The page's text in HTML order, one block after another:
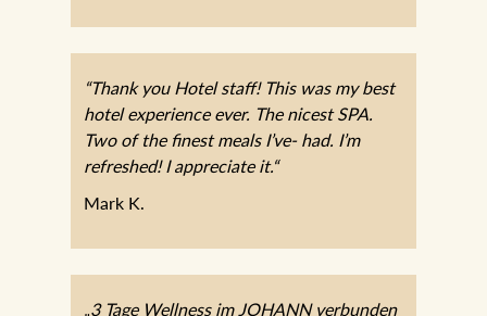
“Thank you Hotel staff! This was my best
hotel experience ever. The nicest SPA.
Two of the finest meals I’ve- had. I’m
refreshed! I appreciate it.“
Mark K.